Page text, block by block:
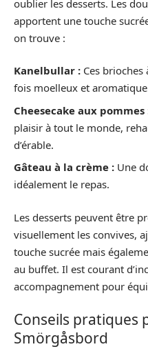
oublier les desserts. Les
apportent une touche
on trouve :
Kanelbullar : Ces
fois moelleux et
Cheesecake aux pommes
plaisir à tout le monde,
d’érable.
Gâteau à la crème : Une
idéalement le repas.
Les desserts peuvent être
visuellement les convives,
touche sucrée mais
au buffet. Il est courant
accompagnement pour
Conseils pratiques
Smörgåsbord